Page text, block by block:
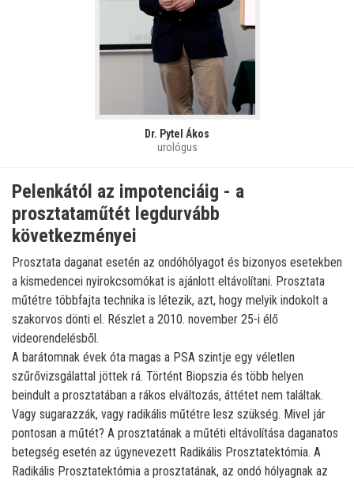
Dr. Pytel Ákos
urológus
Pelenkától az impotenciáig - a
prosztataműtét legdurvább
következményei
Prosztata daganat esetén az ondóhólyagot és bizonyos esetekben
a kismedencei nyirokcsomókat is ajánlott eltávolítani. Prosztata
műtétre többfajta technika is létezik, azt, hogy melyik indokolt a
szakorvos dönti el. Részlet a 2010. november 25-i élő
videorendelésből.
A barátomnak évek óta magas a PSA szintje egy véletlen
szűrővizsgálattal jöttek rá. Történt Biopszia és több helyen
beindult a prosztatában a rákos elváltozás, áttétet nem találtak.
Vagy sugarazzák, vagy radikális műtétre lesz szükség. Mivel jár
pontosan a műtét? A prosztatának a műtéti eltávolítása daganatos
betegség esetén az úgynevezett Radikális Prosztatektómia. A
Radikális Prosztatektómia a prosztatának, az ondó hólyagnak az